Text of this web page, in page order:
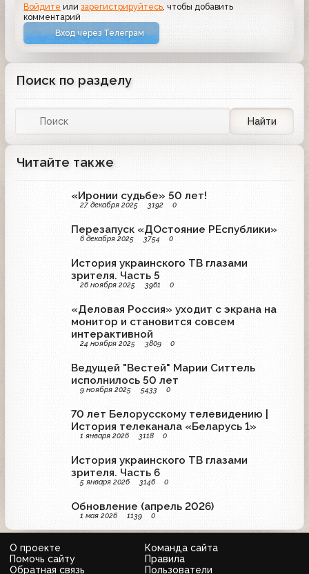
Войдите илизарегистрируйтесь , чтобы добавить
комментарий
Вход через Телеграм
Поиск по разделу
Найти
Читайте также
«Иронии судьбе» 50 лет!
27 декабря 2025 3192 0
Перезапуск «ДОстояние РЕспублики»
6 декабря 2025 3754 0
История украинского ТВ глазами
зрителя. Часть 5
26 ноября 2025 3961 0
«Деловая Россия» уходит с экрана на
монитор и становится совсем
интерактивной
24 ноября 2025 3809 0
Ведущей "Вестей" Марии Ситтель
исполнилось 50 лет
9 ноября 2025 5433 0
70 лет Белорусскому телевидению |
История телеканала «Беларусь 1»
1 января 2026 3118 0
История украинского ТВ глазами
зрителя. Часть 6
5 января 2026 3146 0
Обновление (апрель 2026)
1 мая 2026 1139 0
О проекте
Команда сайта
Помочь сайту
Правила
Обратная связь
Пользователи